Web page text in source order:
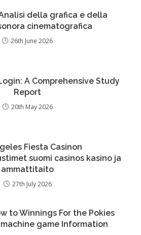
della grafica e della
cinematografica
26th June 2026
A Comprehensive Study
Report
20th May 2026
Fiesta Casinon
suomi casinos kasino ja
ammattitaito
27th July 2026
to Winnings For the Pokies
game Information